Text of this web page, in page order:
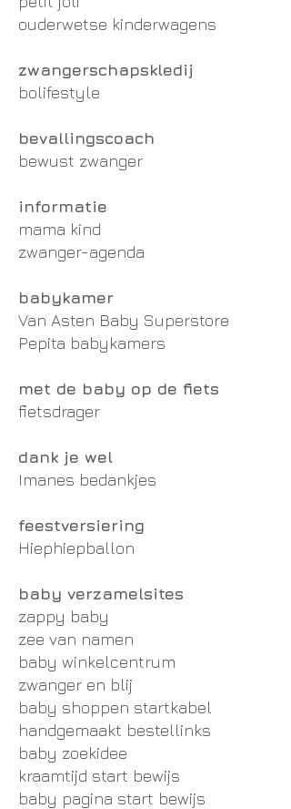
ouderwetse kinderwagens
zwangerschapskledij
bolifestyle
bevallingscoach
bewust zwanger
informatie
mama kind
zwanger-agenda
babykamer
Van Asten Baby Superstore
Pepita babykamers
met de baby op de fiets
fietsdrager
dank je wel
Imanes bedankjes
feestversiering
Hiephiepballon
baby verzamelsites
zappy baby
zee van namen
baby winkelcentrum
zwanger en blij
baby shoppen startkabel
handgemaakt bestellinks
baby zoekidee
kraamtijd start bewijs
baby pagina start bewijs